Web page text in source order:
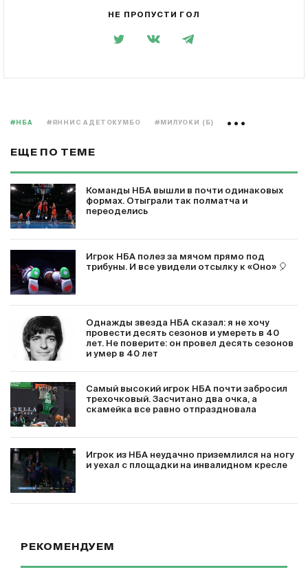
НЕ ПРОПУСТИ ГОЛ
#НБА #ЯННИС АДЕТОКУМБО #МИЛУОКИ (Б)
ЕЩЕ ПО ТЕМЕ
Команды НБА вышли в почти одинаковых
формах. Отыграли так полматча и
переоделись
Игрок НБА полез за мячом прямо под
трибуны. И все увидели отсылку к «Оно» 🎈
Однажды звезда НБА сказал: я не хочу
провести десять сезонов и умереть в 40
лет. Не поверите: он провел десять сезонов
и умер в 40 лет
Самый высокий игрок НБА почти забросил
трехочковый. Засчитано два очка, а
скамейка все равно отпраздновала
Игрок из НБА неудачно приземлился на ногу
и уехал с площадки на инвалидном кресле
РЕКОМЕНДУЕМ